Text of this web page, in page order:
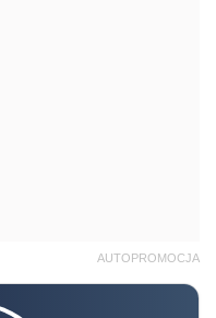
AUTOPROMOCJA